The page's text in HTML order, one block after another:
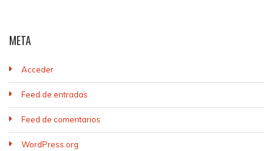
META
Acceder
Feed de entradas
Feed de comentarios
WordPress.org